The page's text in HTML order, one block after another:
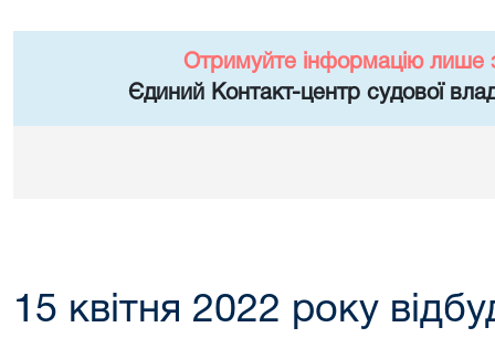
Отримуйте інформацію лише
Єдиний Контакт-центр судової
15 квітня 2022 року